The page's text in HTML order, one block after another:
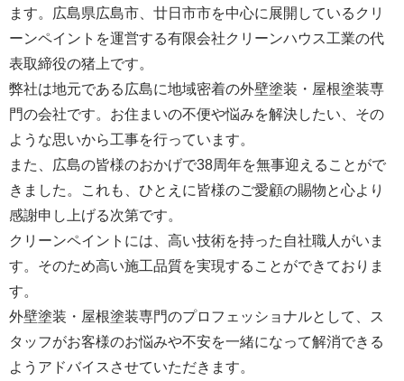
ます。広島県広島市、廿日市市を中心に展開しているクリ
ーンペイントを運営する有限会社クリーンハウス工業の代
表取締役の猪上です。
弊社は地元である広島に地域密着の外壁塗装・屋根塗装専
門の会社です。お住まいの不便や悩みを解決したい、その
ような思いから工事を行っています。
また、広島の皆様のおかげで38周年を無事迎えることがで
きました。これも、ひとえに皆様のご愛顧の賜物と心より
感謝申し上げる次第です。
クリーンペイントには、高い技術を持った自社職人がいま
す。そのため高い施工品質を実現することができておりま
す。
外壁塗装・屋根塗装専門のプロフェッショナルとして、ス
タッフがお客様のお悩みや不安を一緒になって解消できる
ようアドバイスさせていただきます。